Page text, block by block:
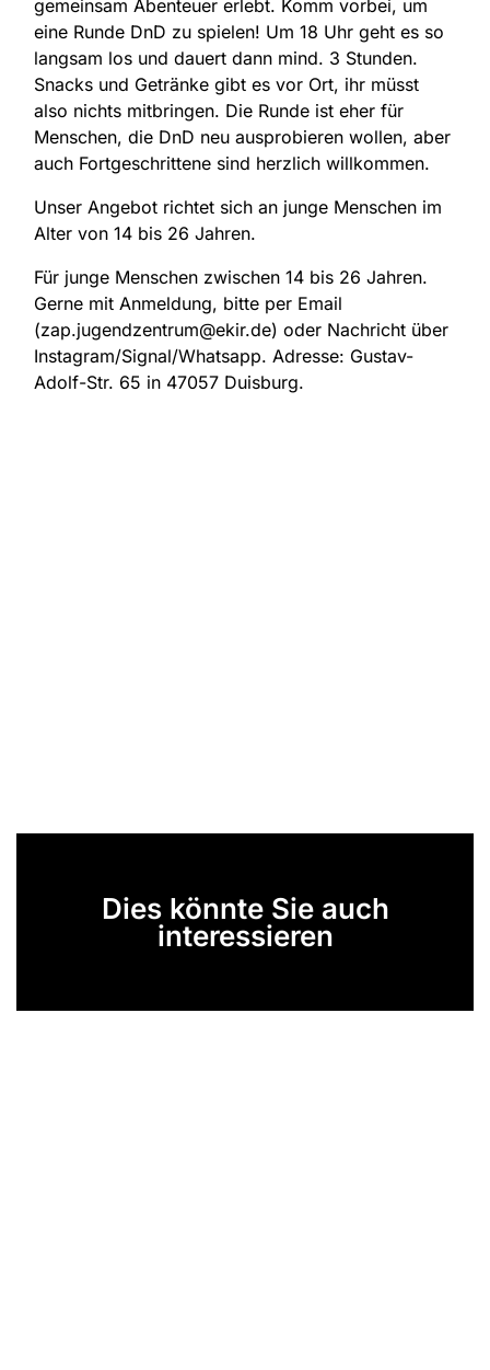
gemeinsam Abenteuer erlebt. Komm vorbei, um
eine Runde DnD zu spielen! Um 18 Uhr geht es so
langsam los und dauert dann mind. 3 Stunden.
Snacks und Getränke gibt es vor Ort, ihr müsst
also nichts mitbringen. Die Runde ist eher für
Menschen, die DnD neu ausprobieren wollen, aber
auch Fortgeschrittene sind herzlich willkommen.
Unser Angebot richtet sich an junge Menschen im
Alter von 14 bis 26 Jahren.
Für junge Menschen zwischen 14 bis 26 Jahren.
Gerne mit Anmeldung, bitte per Email
(zap.jugendzentrum@ekir.de) oder Nachricht über
Instagram/Signal/Whatsapp. Adresse: Gustav-
Adolf-Str. 65 in 47057 Duisburg.
Dies könnte Sie auch
interessieren